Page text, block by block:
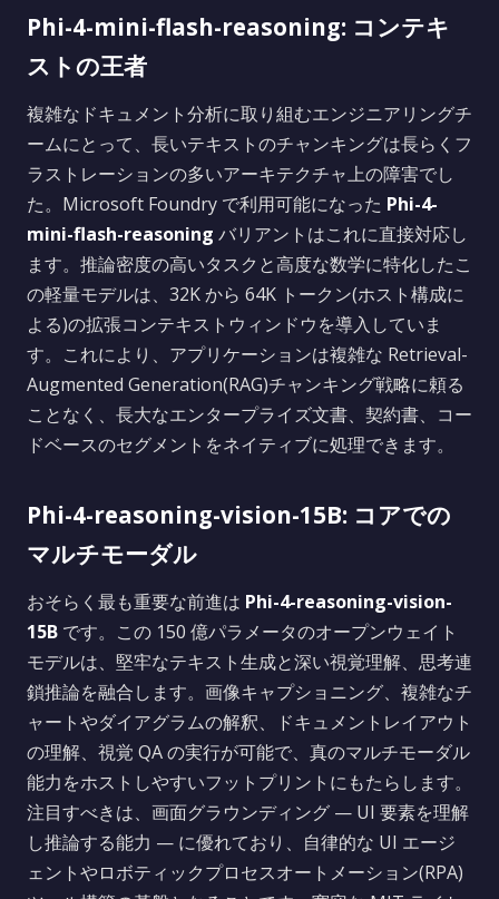
Phi-4-mini-flash-reasoning: コンテキ
ストの王者
複雑なドキュメント分析に取り組むエンジニアリングチ
ームにとって、長いテキストのチャンキングは長らくフ
ラストレーションの多いアーキテクチャ上の障害でし
た。Microsoft Foundry で利用可能になった Phi-4-
mini-flash-reasoning バリアントはこれに直接対応し
ます。推論密度の高いタスクと高度な数学に特化したこ
の軽量モデルは、32K から 64K トークン(ホスト構成に
よる)の拡張コンテキストウィンドウを導入していま
す。これにより、アプリケーションは複雑な Retrieval-
Augmented Generation(RAG)チャンキング戦略に頼る
ことなく、長大なエンタープライズ文書、契約書、コー
ドベースのセグメントをネイティブに処理できます。
Phi-4-reasoning-vision-15B: コアでの
マルチモーダル
おそらく最も重要な前進は Phi-4-reasoning-vision-
15B です。この 150 億パラメータのオープンウェイト
モデルは、堅牢なテキスト生成と深い視覚理解、思考連
鎖推論を融合します。画像キャプショニング、複雑なチ
ャートやダイアグラムの解釈、ドキュメントレイアウト
の理解、視覚 QA の実行が可能で、真のマルチモーダル
能力をホストしやすいフットプリントにもたらします。
注目すべきは、画面グラウンディング — UI 要素を理解
し推論する能力 — に優れており、自律的な UI エージ
ェントやロボティックプロセスオートメーション(RPA)